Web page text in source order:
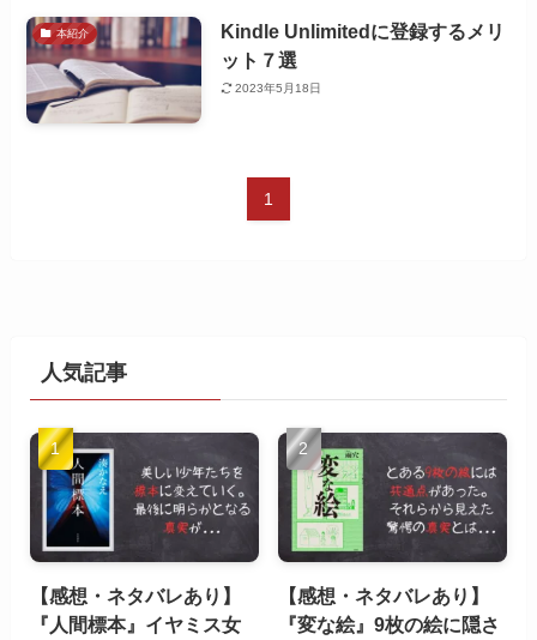
本紹介
Kindle Unlimitedに登録するメリ
ット７選
2023年5月18日
1
人気記事
【感想・ネタバレあり】
『人間標本』イヤミス女
【感想・ネタバレあり】
『変な絵』9枚の絵に隠さ